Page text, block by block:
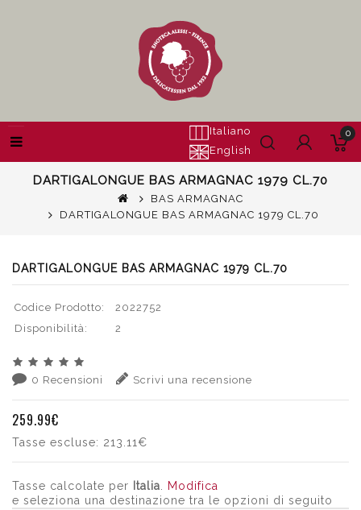
Italiano
English
0
DARTIGALONGUE BAS ARMAGNAC 1979 CL.70
BAS ARMAGNAC
DARTIGALONGUE BAS ARMAGNAC 1979 CL.70
DARTIGALONGUE BAS ARMAGNAC 1979 CL.70
Codice Prodotto:
2022752
Disponibilità:
2
0 Recensioni Scrivi una recensione
259.99€
Tasse escluse: 213.11€
Tasse calcolate per Italia
Modifica
e seleziona una destinazione tra le opzioni di seguito